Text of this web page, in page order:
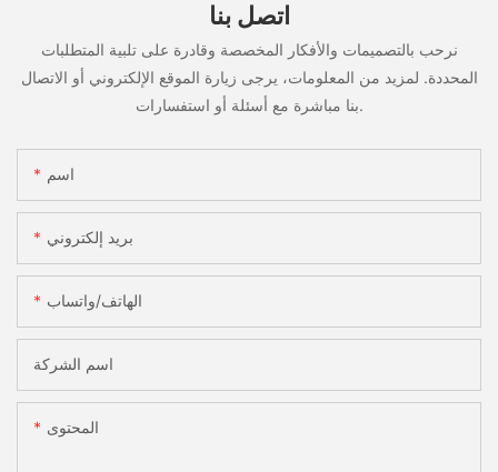
اتصل بنا
نرحب بالتصميمات والأفكار المخصصة وقادرة على تلبية المتطلبات
المحددة. لمزيد من المعلومات، يرجى زيارة الموقع الإلكتروني أو الاتصال
بنا مباشرة مع أسئلة أو استفسارات.
اسم
بريد إلكتروني
الهاتف/واتساب
اسم الشركة
المحتوى